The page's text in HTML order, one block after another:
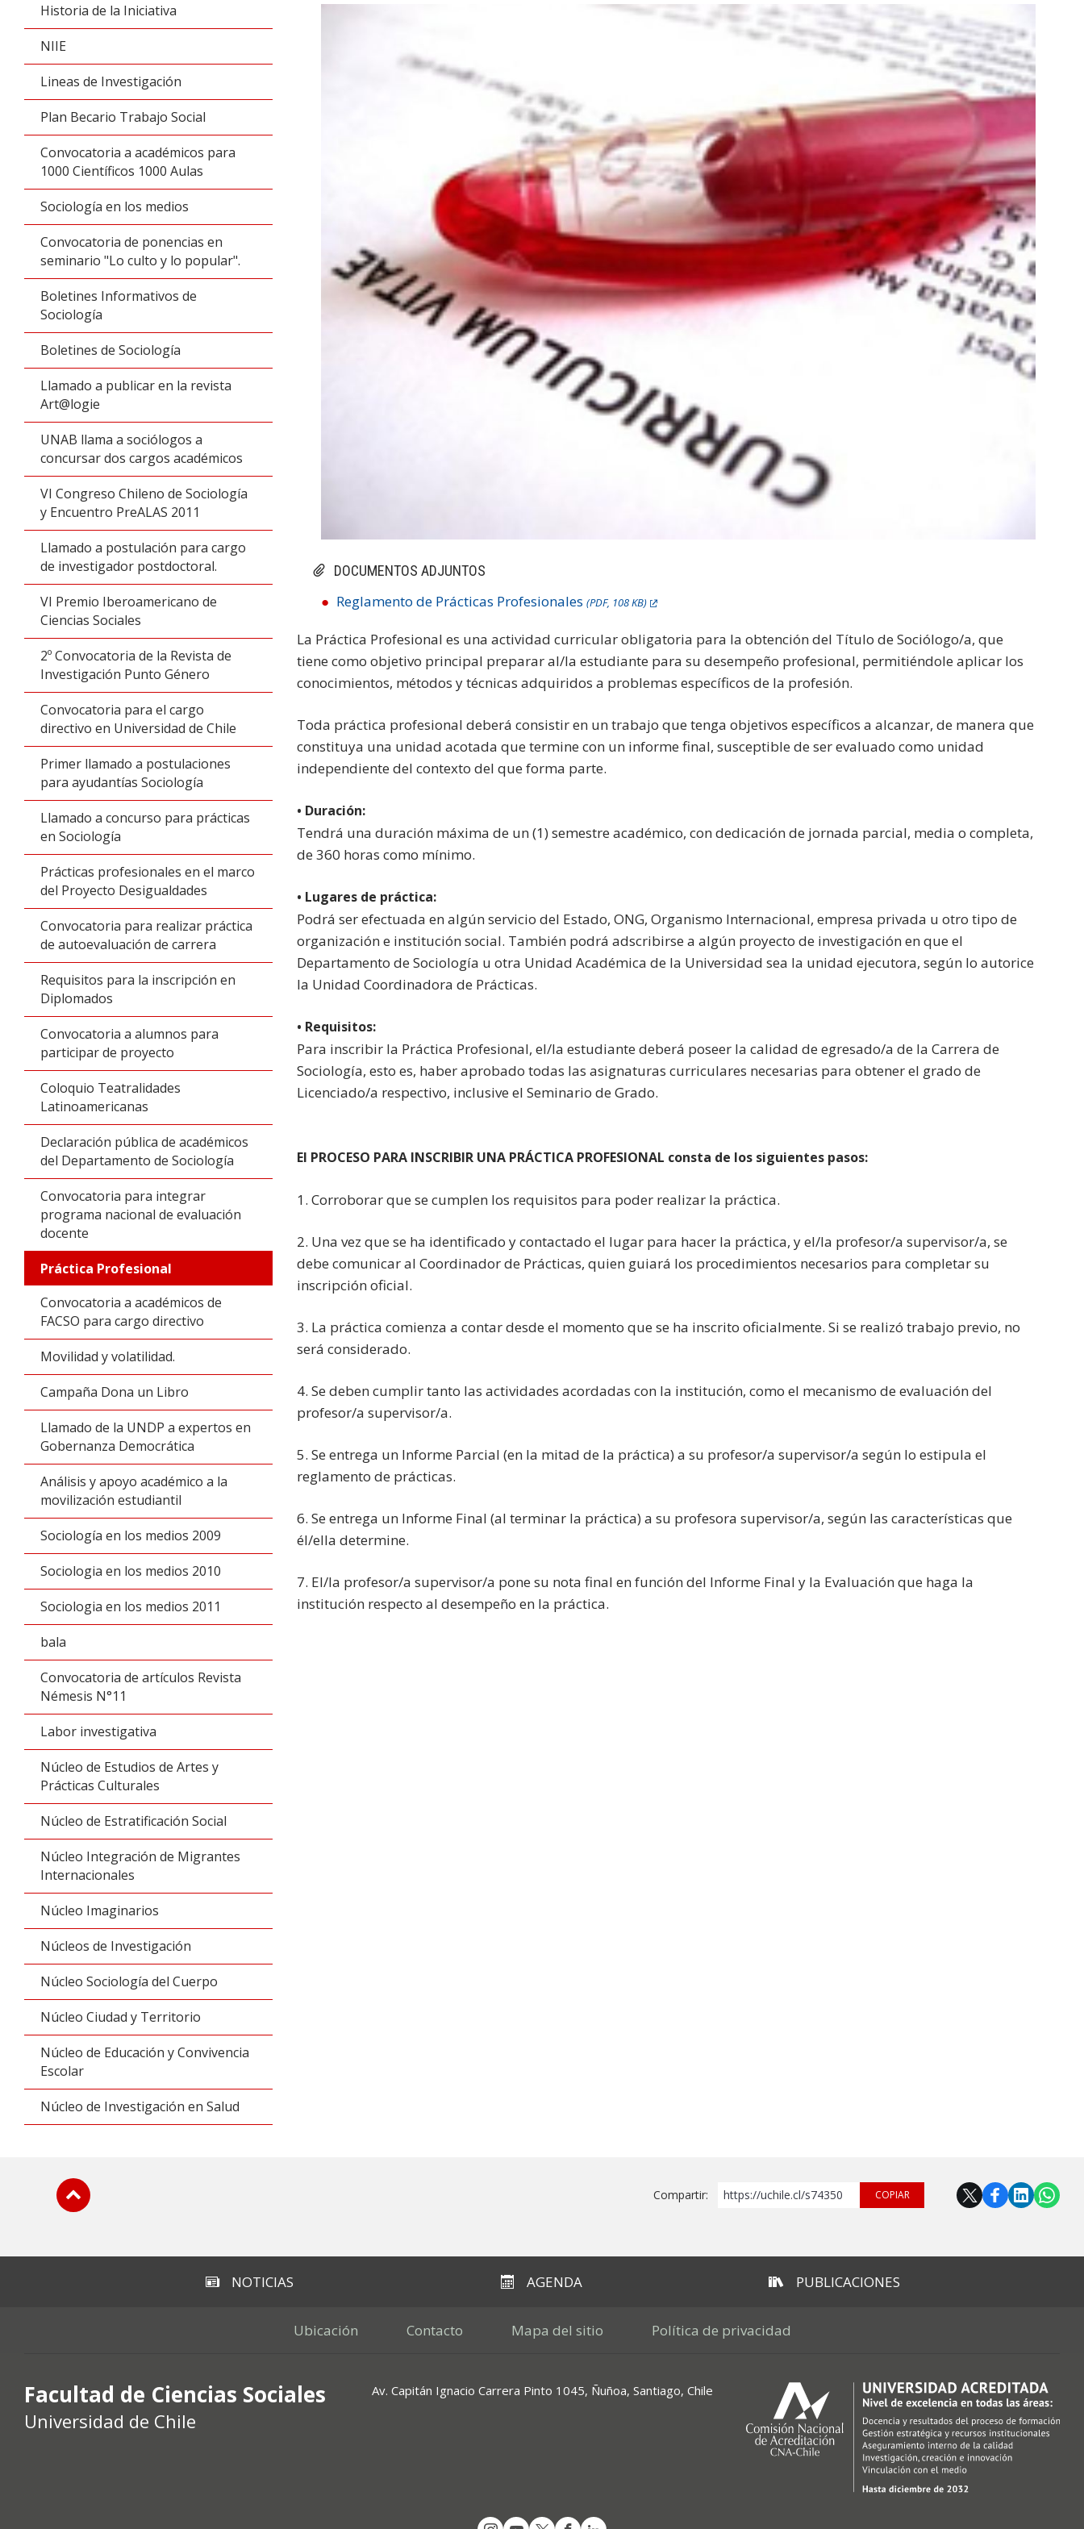
Historia de la Iniciativa
NIIE
Lineas de Investigación
Plan Becario Trabajo Social
Convocatoria a académicos para
1000 Científicos 1000 Aulas
Sociología en los medios
Convocatoria de ponencias en
seminario "Lo culto y lo popular".
Boletines Informativos de
Sociología
Boletines de Sociología
Llamado a publicar en la revista
Art@logie
UNAB llama a sociólogos a
concursar dos cargos académicos
VI Congreso Chileno de Sociología
y Encuentro PreALAS 2011
Llamado a postulación para cargo
de investigador postdoctoral.
VI Premio Iberoamericano de
Ciencias Sociales
2º Convocatoria de la Revista de
Investigación Punto Género
Convocatoria para el cargo
directivo en Universidad de Chile
Primer llamado a postulaciones
para ayudantías Sociología
Llamado a concurso para prácticas
en Sociología
Prácticas profesionales en el marco
del Proyecto Desigualdades
Convocatoria para realizar práctica
de autoevaluación de carrera
Requisitos para la inscripción en
Diplomados
Convocatoria a alumnos para
participar de proyecto
Coloquio Teatralidades
Latinoamericanas
Declaración pública de académicos
del Departamento de Sociología
Convocatoria para integrar
programa nacional de evaluación
docente
Práctica Profesional
Convocatoria a académicos de
FACSO para cargo directivo
Movilidad y volatilidad.
Campaña Dona un Libro
Llamado de la UNDP a expertos en
Gobernanza Democrática
Análisis y apoyo académico a la
movilización estudiantil
Sociología en los medios 2009
Sociologia en los medios 2010
Sociologia en los medios 2011
bala
Convocatoria de artículos Revista
Némesis N°11
Labor investigativa
Núcleo de Estudios de Artes y
Prácticas Culturales
Núcleo de Estratificación Social
Núcleo Integración de Migrantes
Internacionales
Núcleo Imaginarios
Núcleos de Investigación
Núcleo Sociología del Cuerpo
Núcleo Ciudad y Territorio
Núcleo de Educación y Convivencia
Escolar
Núcleo de Investigación en Salud
DOCUMENTOS ADJUNTOS
Reglamento de Prácticas Profesionales(PDF, 108 KB)
La Práctica Profesional es una actividad curricular obligatoria para la obtención del Título de Sociólogo/a, que
tiene como objetivo principal preparar al/la estudiante para su desempeño profesional, permitiéndole aplicar los
conocimientos, métodos y técnicas adquiridos a problemas específicos de la profesión.
Toda práctica profesional deberá consistir en un trabajo que tenga objetivos específicos a alcanzar, de manera que
constituya una unidad acotada que termine con un informe final, susceptible de ser evaluado como unidad
independiente del contexto del que forma parte.
• Duración:
Tendrá una duración máxima de un (1) semestre académico, con dedicación de jornada parcial, media o completa,
de 360 horas como mínimo.
• Lugares de práctica:
Podrá ser efectuada en algún servicio del Estado, ONG, Organismo Internacional, empresa privada u otro tipo de
organización e institución social. También podrá adscribirse a algún proyecto de investigación en que el
Departamento de Sociología u otra Unidad Académica de la Universidad sea la unidad ejecutora, según lo autorice
la Unidad Coordinadora de Prácticas.
• Requisitos:
Para inscribir la Práctica Profesional, el/la estudiante deberá poseer la calidad de egresado/a de la Carrera de
Sociología, esto es, haber aprobado todas las asignaturas curriculares necesarias para obtener el grado de
Licenciado/a respectivo, inclusive el Seminario de Grado.
El PROCESO PARA INSCRIBIR UNA PRÁCTICA PROFESIONAL consta de los siguientes pasos:
1. Corroborar que se cumplen los requisitos para poder realizar la práctica.
2. Una vez que se ha identificado y contactado el lugar para hacer la práctica, y el/la profesor/a supervisor/a, se
debe comunicar al Coordinador de Prácticas, quien guiará los procedimientos necesarios para completar su
inscripción oficial.
3. La práctica comienza a contar desde el momento que se ha inscrito oficialmente. Si se realizó trabajo previo, no
será considerado.
4. Se deben cumplir tanto las actividades acordadas con la institución, como el mecanismo de evaluación del
profesor/a supervisor/a.
5. Se entrega un Informe Parcial (en la mitad de la práctica) a su profesor/a supervisor/a según lo estipula el
reglamento de prácticas.
6. Se entrega un Informe Final (al terminar la práctica) a su profesora supervisor/a, según las características que
él/ella determine.
7. El/la profesor/a supervisor/a pone su nota final en función del Informe Final y la Evaluación que haga la
institución respecto al desempeño en la práctica.
Compartir: https://uchile.cl/s74350 COPIAR
NOTICIAS AGENDA PUBLICACIONES
Ubicación Contacto Mapa del sitio Política de privacidad
Facultad de Ciencias Sociales
Universidad de Chile
Av. Capitán Ignacio Carrera Pinto 1045, Ñuñoa, Santiago, Chile